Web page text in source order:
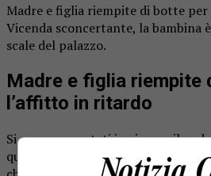
Madre e figlia riempite di botte
Vicenda sconcertante, la bambina
scale del palazzo.
Madre e figlia riempite
l’affitto in ritardo
Si sono presentati in cinque, il
quattro persone. Pretendevano